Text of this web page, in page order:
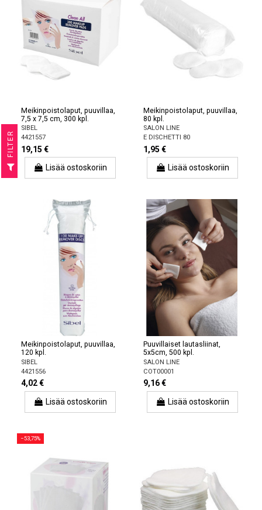
Meikinpoistolaput, puuvillaa,
7,5 x 7,5 cm, 300 kpl.
SIBEL
4421557
19,15 €
Lisää ostoskoriin
Meikinpoistolaput, puuvillaa,
80 kpl.
SALON LINE
E DISCHETTI 80
1,95 €
Lisää ostoskoriin
Meikinpoistolaput, puuvillaa,
120 kpl.
SIBEL
4421556
4,02 €
Lisää ostoskoriin
Puuvillaiset lautasliinat,
5x5cm, 500 kpl.
SALON LINE
COT00001
9,16 €
Lisää ostoskoriin
−53,75%
R